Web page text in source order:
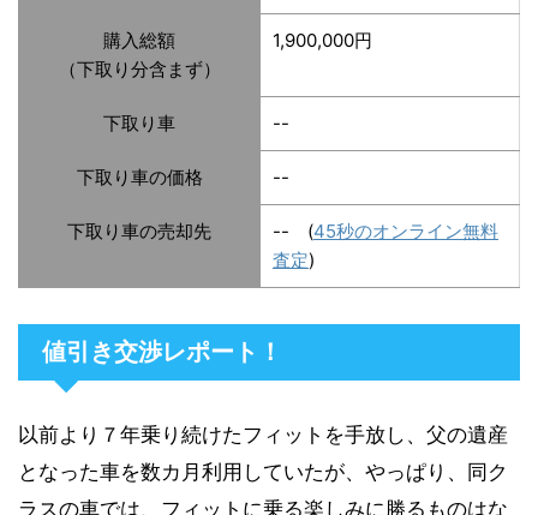
購入総額
（下取り分含まず）
1,900,000円
下取り車 --
下取り車の価格 --
下取り車の売却先 -- (45秒のオンライン無料
査定)
値引き交渉レポート！
以前より７年乗り続けたフィットを手放し、父の遺産
となった車を数カ月利用していたが、やっぱり、同ク
ラスの車では、フィットに乗る楽しみに勝るものはな